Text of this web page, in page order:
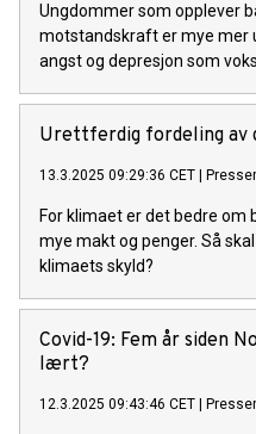
Ungdommer som opplever
motstandskraft er mye mer
angst og depresjon som
Urettferdig fordeling av
13.3.2025 09:29:36 CET
For klimaet er det bedre
mye makt og penger. Så
klimaets skyld?
Covid-19: Fem år siden
lært?
12.3.2025 09:43:46 CET